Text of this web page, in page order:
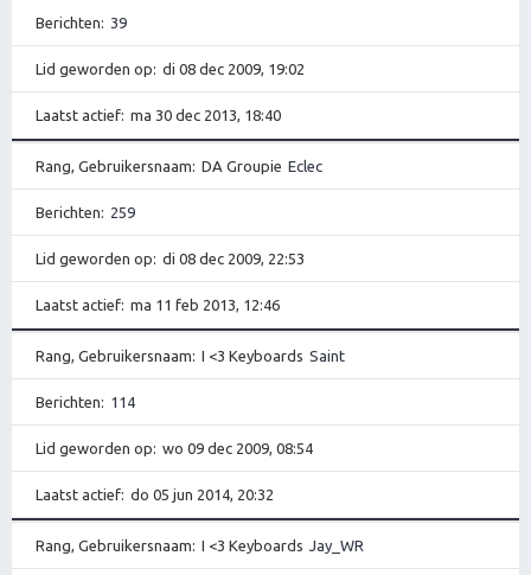
Berichten 39
Lid geworden op di 08 dec 2009, 19:02
Laatst actief ma 30 dec 2013, 18:40
Rang, Gebruikersnaam DA Groupie Eclec
Berichten 259
Lid geworden op di 08 dec 2009, 22:53
Laatst actief ma 11 feb 2013, 12:46
Rang, Gebruikersnaam I <3 Keyboards Saint
Berichten 114
Lid geworden op wo 09 dec 2009, 08:54
Laatst actief do 05 jun 2014, 20:32
Rang, Gebruikersnaam I <3 Keyboards Jay_WR